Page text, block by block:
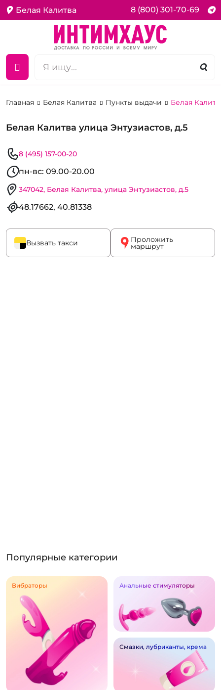
Белая Калитва 8 (800) 301-70-69
Главная Белая Калитва Пункты выдачи Белая
Белая Калитва улица Энтузиастов, д.5
8 (495) 157-00-20
пн-вс: 09.00-20.00
347042, Белая Калитва, улица Энтузиастов, д.5
48.17662, 40.81338
Вызвать такси Проложить
маршрут
Популярные категории
Вибраторы Анальные стимуляторы
Смазки, лубриканты, крема